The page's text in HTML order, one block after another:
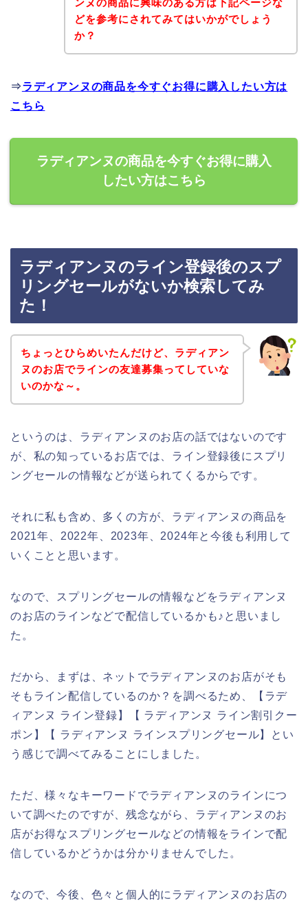
ンヌの商品に興味のある方は下記ページな
どを参考にされてみてはいかがでしょう
か？
⇒ラディアンヌの商品を今すぐお得に購入したい方は
こちら
ラディアンヌの商品を今すぐお得に購入
したい方はこちら
ラディアンヌのライン登録後のスプ
リングセールがないか検索してみ
た！
ちょっとひらめいたんだけど、ラディアン
ヌのお店でラインの友達募集ってしていな
いのかな～。
というのは、ラディアンヌのお店の話ではないのです
が、私の知っているお店では、ライン登録後にスプリ
ングセールの情報などが送られてくるからです。
それに私も含め、多くの方が、ラディアンヌの商品を
2021年、2022年、2023年、2024年と今後も利用して
いくことと思います。
なので、スプリングセールの情報などをラディアンヌ
のお店のラインなどで配信しているかも♪と思いまし
た。
だから、まずは、ネットでラディアンヌのお店がそも
そもライン配信しているのか？を調べるため、【ラデ
ィアンヌ ライン登録】【 ラディアンヌ ライン割引クー
ポン】【 ラディアンヌ ラインスプリングセール】とい
う感じで調べてみることにしました。
ただ、様々なキーワードでラディアンヌのラインにつ
いて調べたのですが、残念ながら、ラディアンヌのお
店がお得なスプリングセールなどの情報をラインで配
信しているかどうかは分かりませんでした。
なので、今後、色々と個人的にラディアンヌのお店の